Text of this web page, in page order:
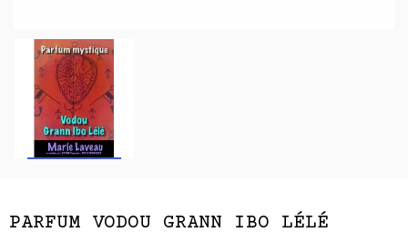
PARFUM VODOU GRANN IBO LÉLÉ